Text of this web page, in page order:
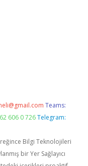
Teams:
606 0 726 Telegram:
Bilgi Teknolojileri
bir Yer Sağlayıcı